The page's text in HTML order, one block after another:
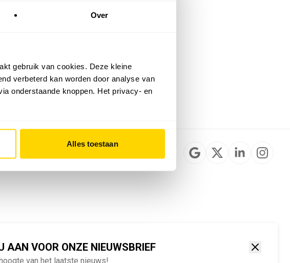
Over
gebruik van cookies. Deze kleine
verbeterd kan worden door analyse van
onderstaande knoppen. Het privacy- en
Alles toestaan
AAN VOOR ONZE NIEUWSBRIEF
van het laatste nieuws!
Vacatures
English